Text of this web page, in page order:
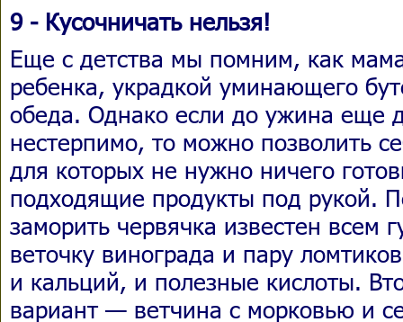
9 - Кусочничать нельзя!
Еще с детства мы помним, как
ребенка, украдкой уминающего
обеда. Однако если до ужина еще
нестерпимо, то можно позволить
для которых не нужно ничего
подходящие продукты под рукой.
заморить червячка известен всем
веточку винограда и пару
и кальций, и полезные кислоты.
вариант — ветчина с морковью и